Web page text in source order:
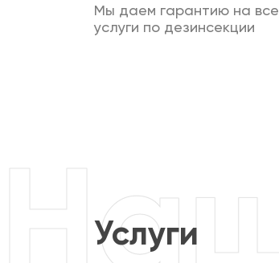
Мы даем гарантию на все
услуги по дезинсекции
Услуги